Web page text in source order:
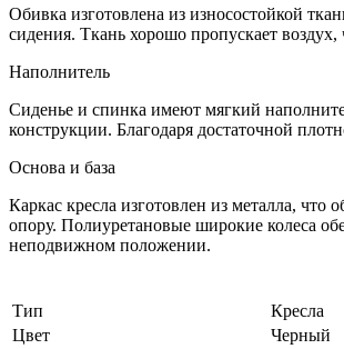
Обивка изготовлена из износостойкой
сидения. Ткань хорошо пропускает
Наполнитель
Сиденье и спинка имеют мягкий
конструкции. Благодаря достаточной
Основа и база
Каркас кресла изготовлен из металла, что
опору. Полиуретановые широкие колеса
неподвижном положении.
Тип
Кресла
Цвет
Черный